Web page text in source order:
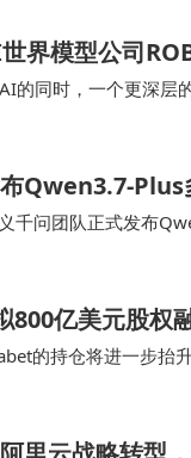
界模型公司
的同时，一个更深层
始人、董事长，同
Qwen3.7-
千问团队正式发布
在Qwen3.7文本与
亿美元股权
的持仓将进一步抬
（约合36亿美元）